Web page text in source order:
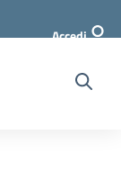
Accedi